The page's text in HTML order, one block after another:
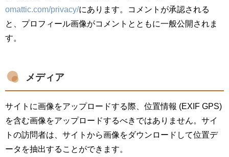
omattic.com/privacy/にあります。コメントが承認される
と、プロフィール画像がコメントとともに一般公開されま
す。
メディア
サイトに画像をアップロードする際、位置情報 (EXIF GPS)
を含む画像をアップロードするべきではありません。サイ
トの訪問者は、サイトから画像をダウンロードして位置デ
ータを抽出することができます。